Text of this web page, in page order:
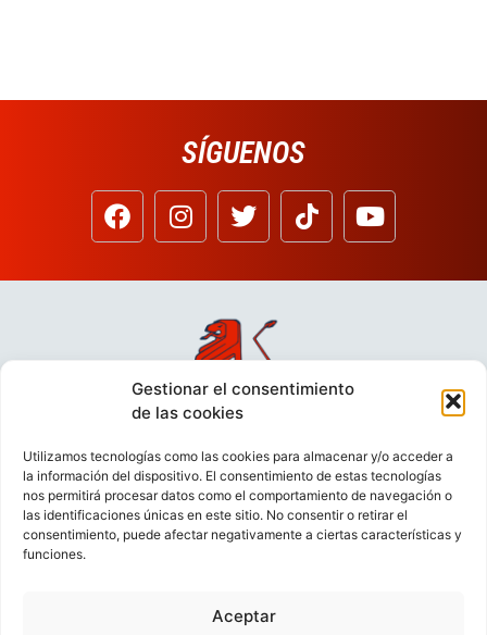
Gestionar el consentimiento
de las cookies
Utilizamos tecnologías como las cookies para almacenar y/o acceder a
la información del dispositivo. El consentimiento de estas tecnologías
nos permitirá procesar datos como el comportamiento de navegación o
las identificaciones únicas en este sitio. No consentir o retirar el
consentimiento, puede afectar negativamente a ciertas características y
funciones.
Aceptar
SÍGUENOS